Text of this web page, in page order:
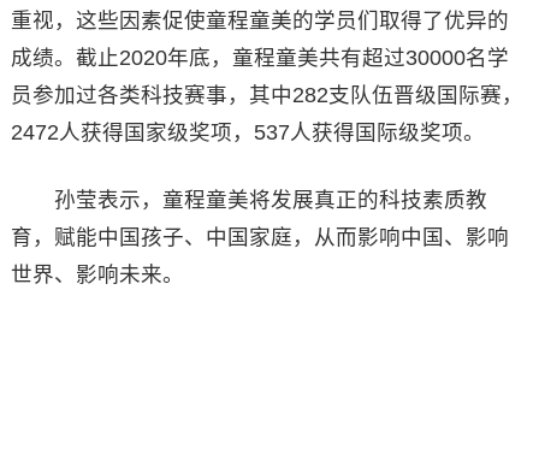
重视，这些因素促使童程童美的学员们取得了优异的
成绩。截止2020年底，童程童美共有超过30000名学
员参加过各类科技赛事，其中282支队伍晋级国际赛，
2472人获得国家级奖项，537人获得国际级奖项。
孙莹表示，童程童美将发展真正的科技素质教
育，赋能中国孩子、中国家庭，从而影响中国、影响
世界、影响未来。